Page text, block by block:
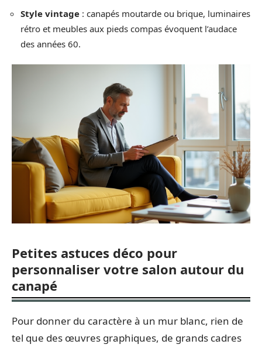
Style vintage : canapés moutarde ou brique, luminaires
rétro et meubles aux pieds compas évoquent l’audace
des années 60.
Petites astuces déco pour
personnaliser votre salon autour du
canapé
Pour donner du caractère à un mur blanc, rien de
tel que des œuvres graphiques, de grands cadres